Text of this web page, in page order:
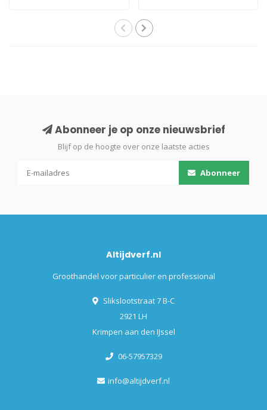
Abonneer je op onze nieuwsbrief
Blijf op de hoogte over onze laatste acties
Abonneer
Altijdverf.nl
Groothandel voor particulier en professional
Slikslootstraat 7 B-C
2921 LH
Krimpen aan den IJssel
06-57957329
info@altijdverf.nl